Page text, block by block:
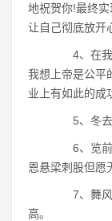
地祝贺你!最终实
让自己彻底放开
4、在我
我想上帝是公平
业上有如此的成
5、冬去
6、览前
恩悬梁刺股但愿
7、舞风
高。